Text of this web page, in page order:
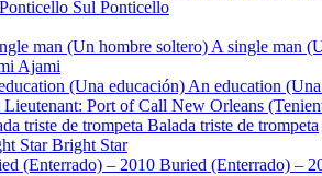
Sul Ponticello
A single man
Ajami
An education
Balada triste de trompeta
Bright Star
Buried (Enterrado) –